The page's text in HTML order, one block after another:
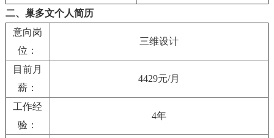
二、巢多文个人简历
意向岗
位：
三维设计
目前月
薪：
4429元/月
工作经
验：
4年